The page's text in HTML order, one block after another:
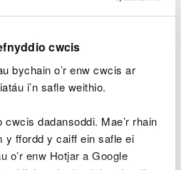
cwcis
bychain o’r enw cwcis ar
i’n safle weithio.
dadansoddi. Mae’r rhain
y ffordd y caiff ein safle ei
o’r enw Hotjar a Google
ar gael ar gyfer y drosedd
is-ddeddf a wnaed dan
1967 neu fynd yn